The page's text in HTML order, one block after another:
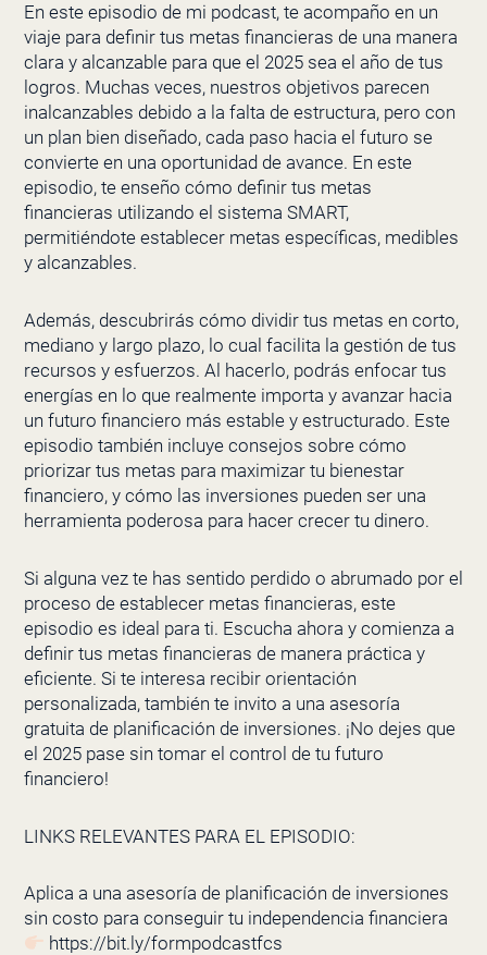
En este episodio de mi podcast, te acompaño en un
viaje para definir tus metas financieras de una manera
clara y alcanzable para que el 2025 sea el año de tus
logros. Muchas veces, nuestros objetivos parecen
inalcanzables debido a la falta de estructura, pero con
un plan bien diseñado, cada paso hacia el futuro se
convierte en una oportunidad de avance. En este
episodio, te enseño cómo definir tus metas
financieras utilizando el sistema SMART,
permitiéndote establecer metas específicas, medibles
y alcanzables.
Además, descubrirás cómo dividir tus metas en corto,
mediano y largo plazo, lo cual facilita la gestión de tus
recursos y esfuerzos. Al hacerlo, podrás enfocar tus
energías en lo que realmente importa y avanzar hacia
un futuro financiero más estable y estructurado. Este
episodio también incluye consejos sobre cómo
priorizar tus metas para maximizar tu bienestar
financiero, y cómo las inversiones pueden ser una
herramienta poderosa para hacer crecer tu dinero.
Si alguna vez te has sentido perdido o abrumado por el
proceso de establecer metas financieras, este
episodio es ideal para ti. Escucha ahora y comienza a
definir tus metas financieras de manera práctica y
eficiente. Si te interesa recibir orientación
personalizada, también te invito a una asesoría
gratuita de planificación de inversiones. ¡No dejes que
el 2025 pase sin tomar el control de tu futuro
financiero!
LINKS RELEVANTES PARA EL EPISODIO:
Aplica a una asesoría de planificación de inversiones
sin costo para conseguir tu independencia financiera
https://bit.ly/formpodcastfcs